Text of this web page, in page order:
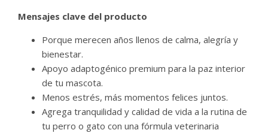
Mensajes clave del producto
Porque merecen años llenos de calma, alegría y
bienestar.
Apoyo adaptogénico premium para la paz interior
de tu mascota.
Menos estrés, más momentos felices juntos.
Agrega tranquilidad y calidad de vida a la rutina de
tu perro o gato con una fórmula veterinaria